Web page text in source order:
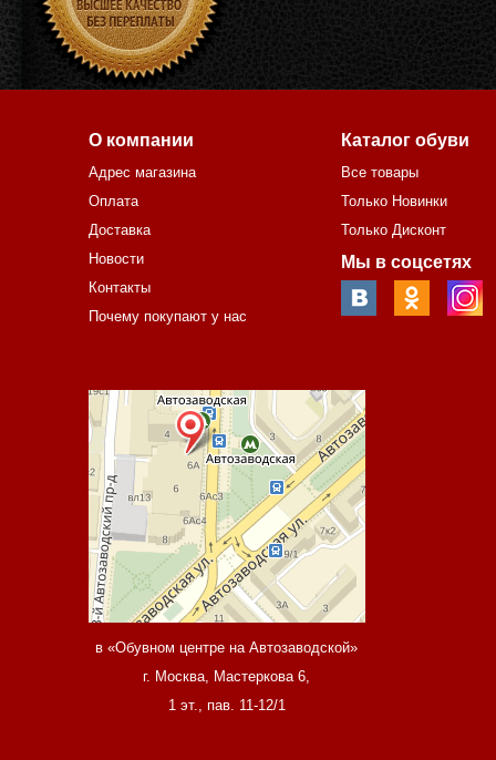
О компании
Адрес магазина
Оплата
Доставка
Новости
Контакты
Почему покупают у нас
Каталог обуви
Все товары
Только Новинки
Только Дисконт
Мы в соцсетях
в «Обувном центре на Автозаводской»
г. Москва, Мастеркова 6,
1 эт., пав. 11-12/1